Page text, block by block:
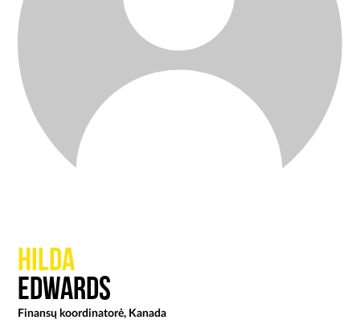
Hilda
Edwards
Finansų koordinatorė, Kanada